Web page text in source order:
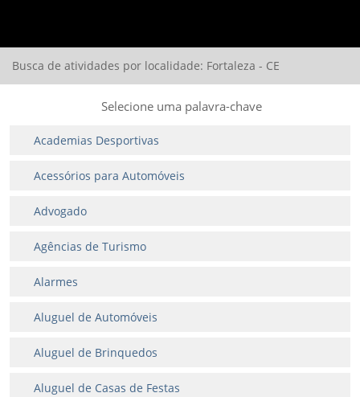
Busca de atividades por localidade: Fortaleza - CE
Selecione uma palavra-chave
Academias Desportivas
Acessórios para Automóveis
Advogado
Agências de Turismo
Alarmes
Aluguel de Automóveis
Aluguel de Brinquedos
Aluguel de Casas de Festas